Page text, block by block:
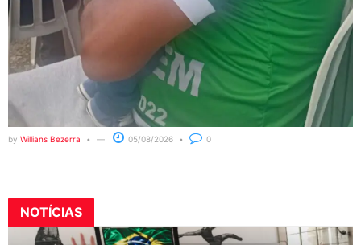
by Willians Bezerra 05/08/2026 0
NOTÍCIAS